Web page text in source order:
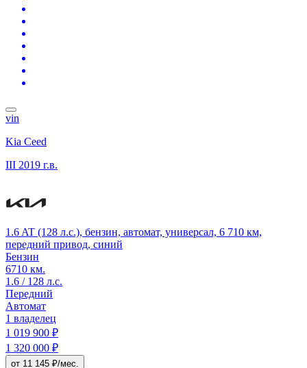
vin
Kia Ceed
III 2019 г.в.
1.6 AT (128 л.с.), бензин, автомат, универсал, 6 710 км,
передний привод, синий
Бензин
6710 км.
1.6 / 128 л.с.
Передний
Автомат
1 владелец
1 019 900 ₽
1 320 000 ₽
от 11 145 ₽/мес.